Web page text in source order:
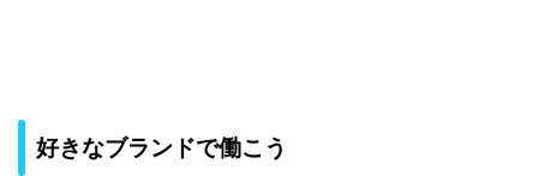
好きなブランドで働こう